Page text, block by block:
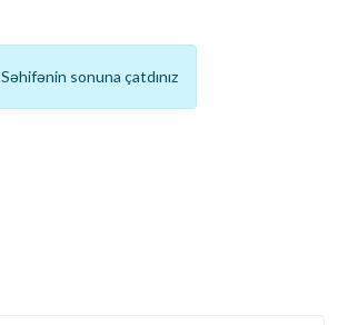
Səhifənin sonuna çatdınız